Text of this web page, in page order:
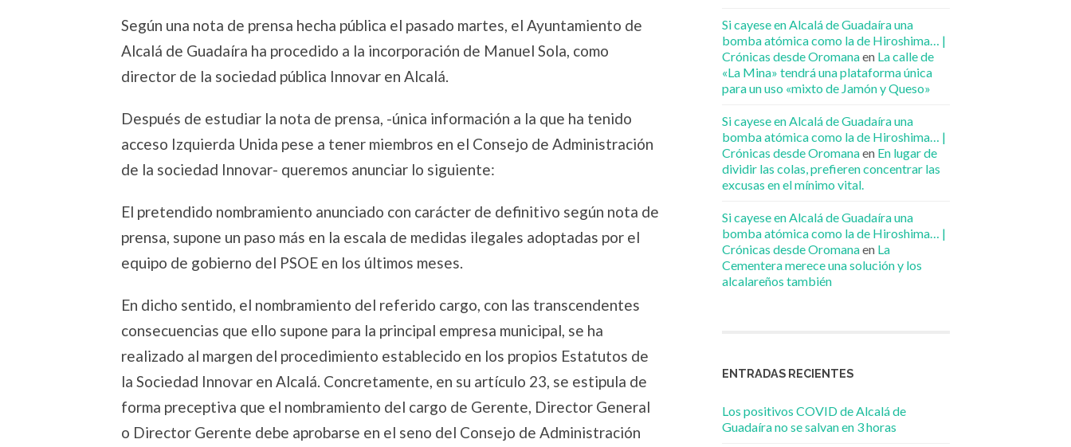
Según una nota de prensa hecha pública el pasado martes, el Ayuntamiento de
Alcalá de Guadaíra ha procedido a la incorporación de Manuel Sola, como
director de la sociedad pública Innovar en Alcalá.
Después de estudiar la nota de prensa, -única información a la que ha tenido
acceso Izquierda Unida pese a tener miembros en el Consejo de Administración
de la sociedad Innovar- queremos anunciar lo siguiente:
El pretendido nombramiento anunciado con carácter de definitivo según nota de
prensa, supone un paso más en la escala de medidas ilegales adoptadas por el
equipo de gobierno del PSOE en los últimos meses.
En dicho sentido, el nombramiento del referido cargo, con las transcendentes
consecuencias que ello supone para la principal empresa municipal, se ha
realizado al margen del procedimiento establecido en los propios Estatutos de
la Sociedad Innovar en Alcalá. Concretamente, en su artículo 23, se estipula de
forma preceptiva que el nombramiento del cargo de Gerente, Director General
o Director Gerente debe aprobarse en el seno del Consejo de Administración
Si cayese en Alcalá de Guadaíra una
bomba atómica como la de Hiroshima… |
Crónicas desde Oromanaen La calle de
«La Mina» tendrá una plataforma única
para un uso «mixto de Jamón y Queso»
Si cayese en Alcalá de Guadaíra una
bomba atómica como la de Hiroshima… |
Crónicas desde Oromanaen En lugar de
dividir las colas, prefieren concentrar las
excusas en el mínimo vital.
Si cayese en Alcalá de Guadaíra una
bomba atómica como la de Hiroshima… |
Crónicas desde Oromanaen La
Cementera merece una solución y los
alcalareños también
ENTRADAS RECIENTES
Los positivos COVID de Alcalá de
Guadaíra no se salvan en 3 horas